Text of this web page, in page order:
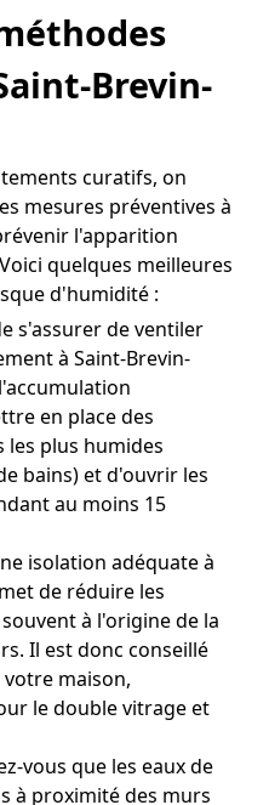
Brevin-
curatifs, on
mesures préventives à
l'apparition
quelques meilleures
d'humidité :
s'assurer de ventiler
à Saint-Brevin-
en place des
les plus humides
bains) et d'ouvrir les
au moins 15
isolation adéquate à
de réduire les
à l'origine de la
Il est donc conseillé
maison,
le double vitrage et
vous que les eaux de
à proximité des murs